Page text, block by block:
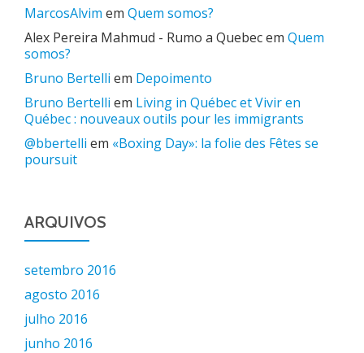
MarcosAlvim em Quem somos?
Alex Pereira Mahmud - Rumo a Quebecem Quem
somos?
Bruno Bertelli em Depoimento
Bruno Bertelli em Living in Québec et Vivir en
Québec : nouveaux outils pour les immigrants
@bbertelli em «Boxing Day»: la folie des Fêtes se
poursuit
ARQUIVOS
setembro 2016
agosto 2016
julho 2016
junho 2016